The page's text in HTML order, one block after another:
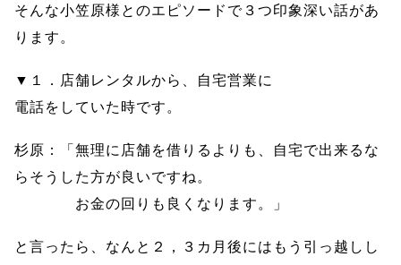
そんな小笠原様とのエピソードで３つ印象深い話があ
ります。
▼１．店舗レンタルから、自宅営業に
電話をしていた時です。
杉原：「無理に店舗を借りるよりも、自宅で出来るな
らそうした方が良いですね。
お金の回りも良くなります。」
と言ったら、なんと２，３カ月後にはもう引っ越しし